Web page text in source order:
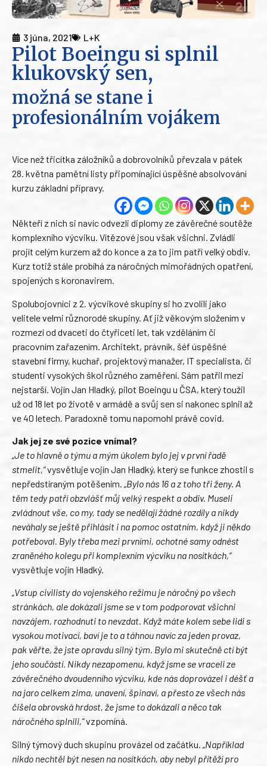
3 júna, 2021 L+K
Pilot Boeingu si splnil
klukovský sen,
možná se stane i
profesionálním vojákem
Více než třicítka záložníků a dobrovolníků převzala v pátek
28. května pamětní listy připomínající úspěšné absolvování
kurzu základní přípravy.
Někteří z nich si navíc odvezli diplomy ze závěrečné soutěže
komplexního výcviku. Vítězové jsou však všichni. Zvládli
projít celým kurzem až do konce a za to jim patří velký obdiv.
Kurz totiž stále probíhá za náročných mimořádných opatření,
spojených s koronavirem.
Spolubojovníci z 2. výcvikové skupiny si ho zvolili jako
velitele velmi různorodé skupiny. Ať již věkovým složením v
rozmezí od dvaceti do čtyřiceti let, tak vzděláním či
pracovním zařazením. Architekt, právník, šéf úspěšné
stavební firmy, kuchař, projektový manažer, IT specialista, či
studenti vysokých škol různého zaměření. Sám patřil mezi
nejstarší. Vojín Jan Hladký, pilot Boeingu u ČSA, který toužil
už od 18 let po životě v armádě a svůj sen si nakonec splnil až
ve 40 letech. Paradoxně tomu napomohl právě covid.
Jak jej ze své pozice vnímal?
„Je to hlavně o týmu a mým úkolem bylo jej v první řadě
stmelit,“vysvětluje vojín Jan Hladký, který se funkce zhostil s
nepředstíraným potěšením. „Bylo nás 16 a z toho tři ženy. A
těm tedy patří obzvlášť můj velký respekt a obdiv. Museli
zvládnout vše, co my, tady se nedělají žádné rozdíly a nikdy
neváhaly se ještě přihlásit i na pomoc ostatním, když ji někdo
potřeboval. Byly třeba mezi prvními, ochotné samy odnést
zraněného kolegu při komplexním výcviku na nosítkách,“
vysvětluje vojín Hladký.
„Vstup civilisty do vojenského režimu je náročný po všech
stránkách, ale dokázali jsme se v tom podporovat všichni
navzájem, rozhodnuti to nevzdat. Když máte kolem sebe lidi s
vysokou motivací, baví je to a táhnou navíc za jeden provaz,
pak věřte, že jste opravdu silný tým. Bylo mi skutečně ctí být
jeho součástí. Nikdy nezapomenu, když jsme se vraceli ze
závěrečného dvoudenního výcviku, kde nás doprovázel i déšť a
na jaro celkem zima, unavení, špinaví, a přesto ze všech nás
čišela obrovská hrdost, že jsme to dokázali a něco tak
náročného splnili,“vzpomíná.
Silný týmový duch skupinu provázel od začátku.
„Například
nikdo nechtěl být nesen na nosítkách, aby nebyl přítěží pro